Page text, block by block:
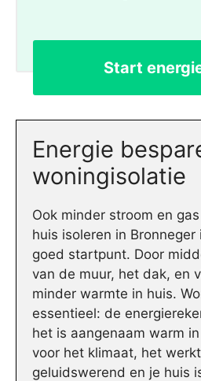
Start
Energie
woningisolatie
Ook minder stroom en
huis isoleren in
goed startpunt. Door
van de muur, het dak, en
minder warmte in huis.
essentieel: de
het is aangenaam warm
voor het klimaat, het
geluidswerend en je huis